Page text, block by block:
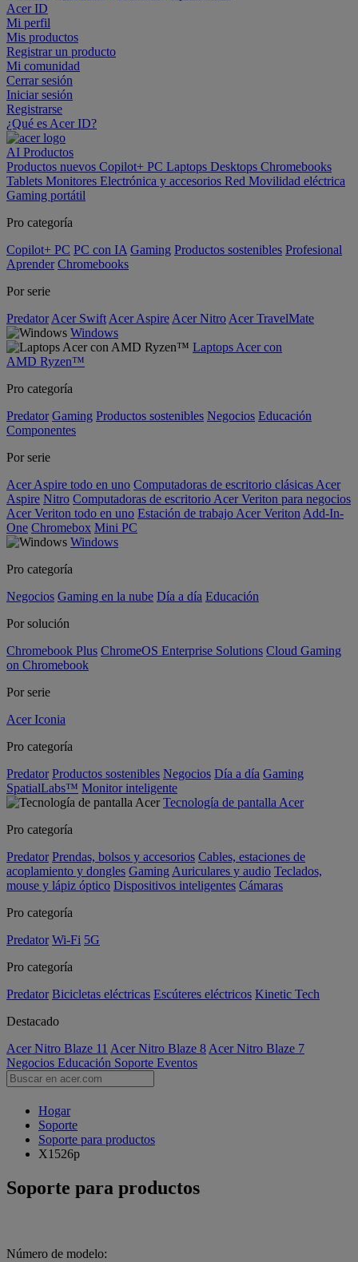
Acer ID
Mi perfil
Mis productos
Registrar un producto
Mi comunidad
Cerrar sesión
Iniciar sesión
Registrarse
¿Qué es Acer ID?
AI Productos
Productos nuevos Copilot+ PC Laptops Desktops Chromebooks
Tablets Monitores Electrónica y accesorios Red Movilidad eléctrica
Gaming portátil
Pro categoría
Copilot+ PC PC con IA Gaming Productos sostenibles Profesional
Aprender Chromebooks
Por serie
Predator Acer Swift Acer Aspire Acer Nitro Acer TravelMate
Windows
Laptops Acer con
AMD Ryzen™
Pro categoría
Predator Gaming Productos sostenibles Negocios Educación
Componentes
Por serie
Acer Aspire todo en uno Computadoras de escritorio clásicas Acer
Aspire Nitro Computadoras de escritorio Acer Veriton para negocios
Acer Veriton todo en uno Estación de trabajo Acer Veriton Add-In-
One Chromebox Mini PC
Windows
Pro categoría
Negocios Gaming en la nube Día a día Educación
Por solución
Chromebook Plus ChromeOS Enterprise Solutions Cloud Gaming
on Chromebook
Por serie
Acer Iconia
Pro categoría
Predator Productos sostenibles Negocios Día a día Gaming
SpatialLabs™ Monitor inteligente
Tecnología de pantalla Acer
Pro categoría
Predator Prendas, bolsos y accesorios Cables, estaciones de
acoplamiento y dongles Gaming Auriculares y audio Teclados,
mouse y lápiz óptico Dispositivos inteligentes Cámaras
Pro categoría
Predator Wi-Fi 5G
Pro categoría
Predator Bicicletas eléctricas Escúteres eléctricos Kinetic Tech
Destacado
Acer Nitro Blaze 11 Acer Nitro Blaze 8 Acer Nitro Blaze 7
Negocios Educación Soporte Eventos
Hogar
Soporte
Soporte para productos
X1526p
Soporte para productos
Número de modelo: